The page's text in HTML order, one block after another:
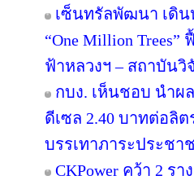
เซ็นทรัลพัฒนา เดิน
“One Million
ฟ้าหลวงฯ – สถาบัน
กบง. เห็นชอบ นำผ
ดีเซล 2.40 บาทต่อลิ
บรรเทาภาระประชา
CKPower คว้า 2 ร